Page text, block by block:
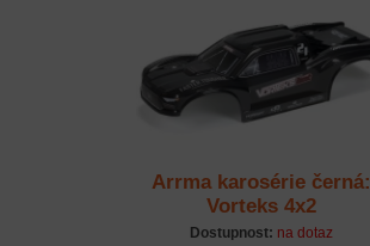
Arrma karosérie černá:
Vorteks 4x2
Dostupnost: na dotaz